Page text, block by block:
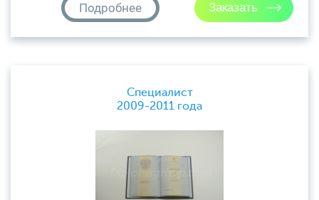
Подробнее
Специалист
2009-2011 года